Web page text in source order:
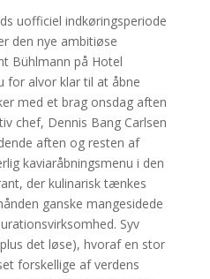
uofficiel indkøringsperiode
den nye ambitiøse
Bühlmann på Hotel
for alvor klar til at åbne
med et brag onsdag aften
chef, Dennis Bang Carlsen
aften og resten af
kaviaråbningsmenu i den
der kulinarisk tænkes
ganske mangesidede
Syv
det løse), hvoraf en stor
forskellige af verdens